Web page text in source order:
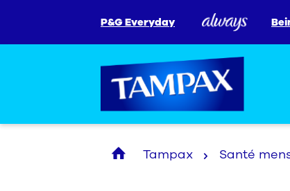
P&G Everyday
Tampax Santé